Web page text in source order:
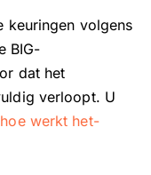
keuringen volgens
BIG-
dat het
verloopt. U
hoe werkt het-